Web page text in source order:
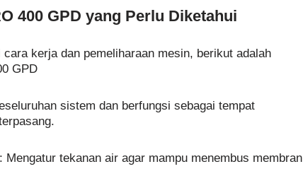
400 GPD yang Perlu Diketahui
kerja dan pemeliharaan mesin, berikut adalah
GPD
sistem dan berfungsi sebagai tempat
: Mengatur tekanan air agar mampu menembus membran